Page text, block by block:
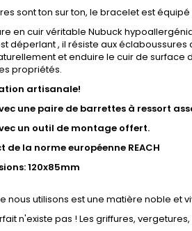
sont ton sur ton, le bracelet est
en cuir véritable Nubuck
déperlant , il résiste aux
et enduire le cuir de
propriétés.
artisanale!
une paire de barrettes à ressort
un outil de montage offert.
de la norme européenne REACH
120x85mm
nous utilisons est une matière noble et
n'existe pas ! Les griffures,